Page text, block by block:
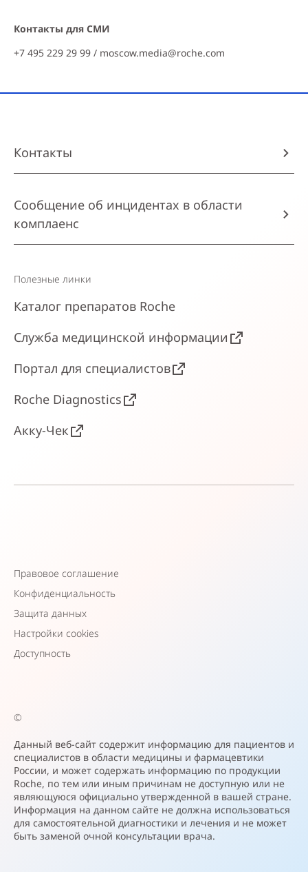
Контакты для СМИ
+7 495 229 29 99 / moscow.media@roche.com
Контакты
Сообщение об инцидентах в области
комплаенс
Полезные линки
Каталог препаратов Roche
Служба медицинской информации
Портал для специалистов
Roche Diagnostics
Акку-Чек
Правовое соглашение
Конфиденциальность
Защита данных
Настройки cookies
Доступность
©
Данный веб-сайт содержит информацию для пациентов и
специалистов в области медицины и фармацевтики
России, и может содержать информацию по продукции
Roche, по тем или иным причинам не доступную или не
являющуюся официально утвержденной в вашей стране.
Информация на данном сайте не должна использоваться
для самостоятельной диагностики и лечения и не может
быть заменой очной консультации врача.